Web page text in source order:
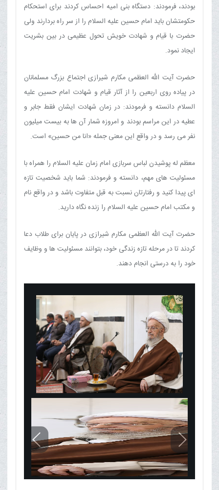
بودند، فرمودند: دستگاه بنی امیه احساس کردند برای استحکام
حکومتشان باید امام حسین علیه السلام را از سر راه بردارند ولی
حضرت با قیام و شهادت خویش تحول عظیمی در بین بشریت
ایجاد نمود.
حضرت آیت الله العظمی مکارم شیرازی اجتماع بزرگ مسلمانان
در پیاده روی اربعین را از آثار قیام و شهادت امام حسین علیه
السلام دانسته و فرمودند: در زمان شهادت ایشان فقط جابر و
عطیه در این مراسم بودند و امروزه شمار آن ها به بیست میلیون
نفر می رسد و در واقع این معنی جمله «انا من حسین» است.
معظم له پوشیدن لباس سربازی امام زمان علیه السلام را همراه با
مسئولیت های مهم، دانسته و فرمودند: شما باید شخصیت تازه
ای پیدا کنید و رفتارتان نسبت به قبل متفاوت باشد و در واقع نام
و مکتب امام حسین علیه السلام را زنده نگاه دارید.
حضرت آیت الله العظمی مکارم شیرازی در پایان برای طلاب دعا
کردند تا در مرحله تازه زندگی خود، بتوانند مسئولیت ها و وظایف
خود را به درستی انجام دهند.